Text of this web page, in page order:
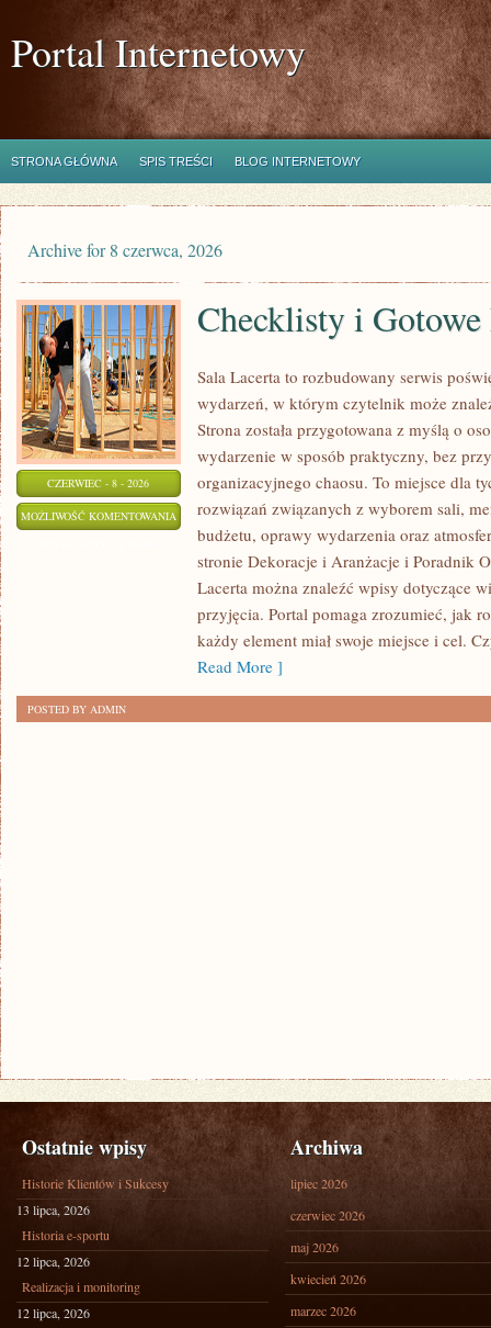
Portal Internetowy
STRONA GŁÓWNA SPIS TREŚCI BLOG INTERNETOWY
Archive for 8 czerwca, 2026
CZERWIEC - 8 - 2026
MOŻLIWOŚĆ KOMENTOWANIA CHECKLISTY
GOTOWE
PLANY
Checklisty i Gotowe
Sala Lacerta to rozbudowany serwis
wydarzeń, w którym czytelnik może
Strona została przygotowana z myślą o
wydarzenie w sposób praktyczny, bez
organizacyjnego chaosu. To miejsce dla
rozwiązań związanych z wyborem sali,
budżetu, oprawy wydarzenia oraz
stronie Dekoracje i Aranżacje i Poradnik
Lacerta można znaleźć wpisy dotyczące
przyjęcia. Portal pomaga zrozumieć, jak
każdy element miał swoje miejsce i cel.
Read More ]
POSTED BY ADMIN
Ostatnie wpisy
Historie Klientów i Sukcesy
13 lipca, 2026
Historia e-sportu
12 lipca, 2026
Realizacja i monitoring
12 lipca, 2026
Archiwa
lipiec 2026
czerwiec 2026
maj 2026
kwiecień 2026
marzec 2026